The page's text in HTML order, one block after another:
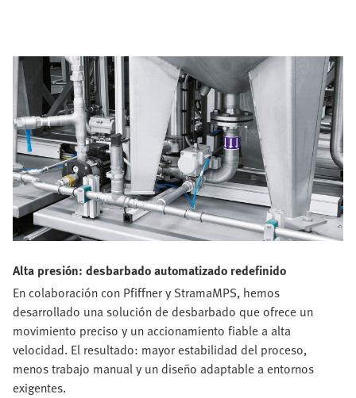
Alta presión: desbarbado automatizado redefinido
En colaboración con Pfiffner y StramaMPS, hemos
desarrollado una solución de desbarbado que ofrece un
movimiento preciso y un accionamiento fiable a alta
velocidad. El resultado: mayor estabilidad del proceso,
menos trabajo manual y un diseño adaptable a entornos
exigentes.